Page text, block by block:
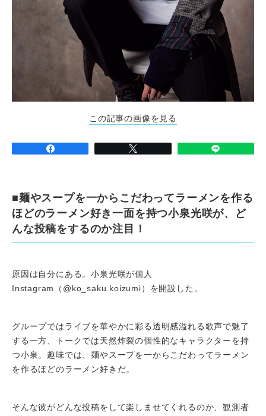
この記事の画像を見る
■麺やスープを一からこだわってラーメンを作る
ほどのラーメン好き一面を持つ小泉光咲が、ど
んな投稿をするのか注目！
原因は自分にある。小泉光咲が個人
Instagram（@ko_saku.koizumi）を開設した。
グループではライブを華やかに彩る透明感溢れる歌声で魅了
する一方、トークでは天然炸裂の個性的なキャラクターを持
つ小泉。趣味では、麺やスープを一からこだわってラーメン
を作るほどのラーメン好きだ。
そんな彼がどんな投稿をして楽しませてくれるのか、観測者